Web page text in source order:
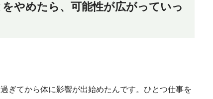
やめたら、可能性が広がっていっ
ぎてから体に影響が出始めたんです。ひとつ仕事を